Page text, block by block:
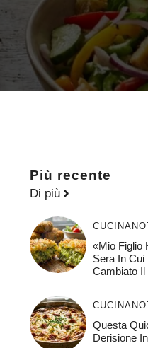
Più recente
Di più
CUCINA
«Mio Figlio
Sera In
Cambiato Il
CUCINA
Questa
Derisione